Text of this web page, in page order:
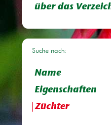
über das
Suche nach:
Name
Eigenschaften
Züchter